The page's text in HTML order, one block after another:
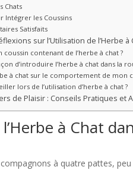
Chats
Intégrer les Coussins
Satisfaits
sur l’Utilisation de l’Herbe à
contenant de l’herbe à chat ?
d’introduire l’herbe à chat dans la
à chat sur le comportement de mon
lors de l’utilisation d’herbe à chat ?
de Plaisir : Conseils Pratiques et
à Chat
compagnons à quatre pattes,